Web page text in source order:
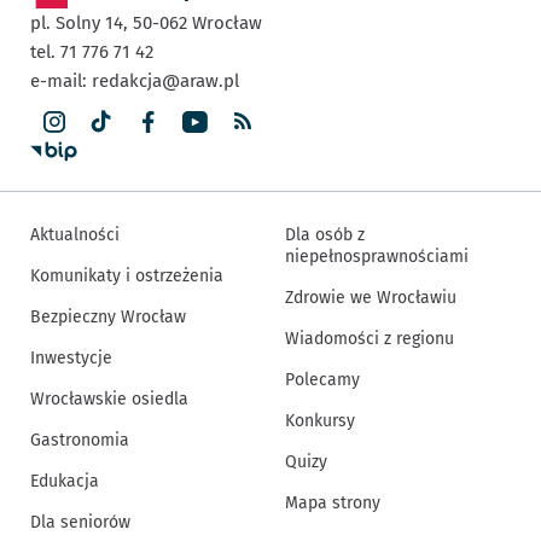
pl. Solny 14, 50-062 Wrocław
tel. 71 776 71 42
e-mail: redakcja@araw.pl
Aktualności
Komunikaty i ostrzeżenia
Bezpieczny Wrocław
Inwestycje
Wrocławskie osiedla
Gastronomia
Edukacja
Dla seniorów
Dla osób z
niepełnosprawnościami
Zdrowie we Wrocławiu
Wiadomości z regionu
Polecamy
Konkursy
Quizy
Mapa strony